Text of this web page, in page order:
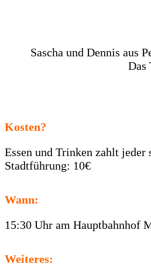
Sascha und Dennis aus
Das
Kosten?
Essen und Trinken zahlt jeder
Stadtführung: 10€
Wann:
15:30 Uhr am Hauptbahnhof
Weiteres: